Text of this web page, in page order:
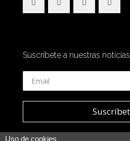
Suscríbete a nuestras noticias
Uso de cookies